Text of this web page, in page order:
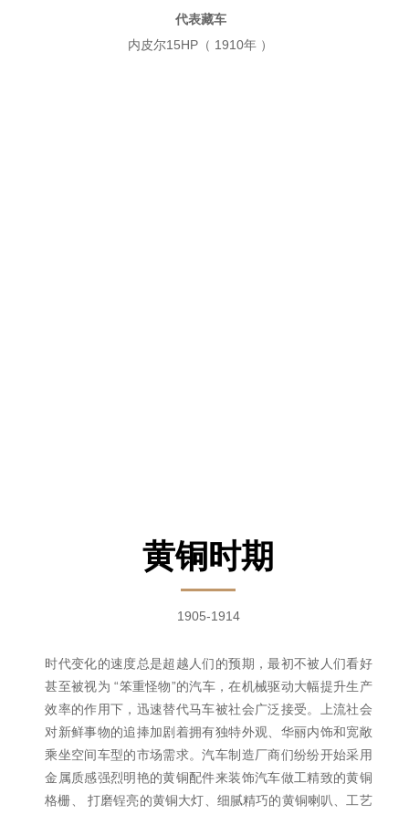
代表藏车
内皮尔15HP（ 1910年 ）
黄铜时期
1905-1914
时代变化的速度总是超越人们的预期，最初不被人们看好
甚至被视为 “笨重怪物”的汽车，在机械驱动大幅提升生产
效率的作用下，迅速替代马车被社会广泛接受。上流社会
对新鲜事物的追捧加剧着拥有独特外观、华丽内饰和宽敞
乘坐空间车型的市场需求。汽车制造厂商们纷纷开始采用
金属质感强烈明艳的黄铜配件来装饰汽车做工精致的黄铜
格栅、 打磨锃亮的黄铜大灯、细腻精巧的黄铜喇叭、工艺